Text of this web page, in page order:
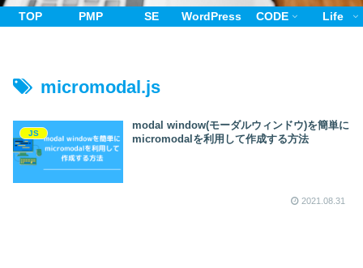
TOP PMP SE WordPress CODE Life
micromodal.js
JS
modal window(モーダルウィンドウ)を簡単に
micromodalを利用して作成する方法
2021.08.31